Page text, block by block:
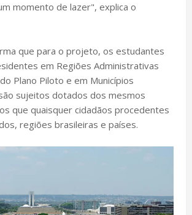
momento de lazer", explica o
que para o projeto, os estudantes
em Regiões Administrativas
Plano Piloto e em Municípios
sujeitos dotados dos mesmos
que quaisquer cidadãos procedentes
regiões brasileiras e países.